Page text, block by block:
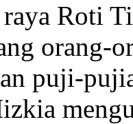
Roti
orang-
puji-